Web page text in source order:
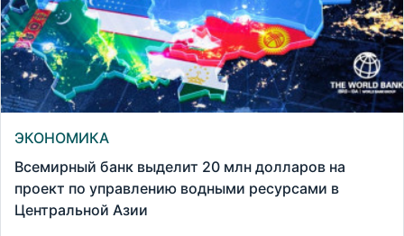
ЭКОНОМИКА
Всемирный банк выделит 20 млн долларов на
проект по управлению водными ресурсами в
Центральной Азии